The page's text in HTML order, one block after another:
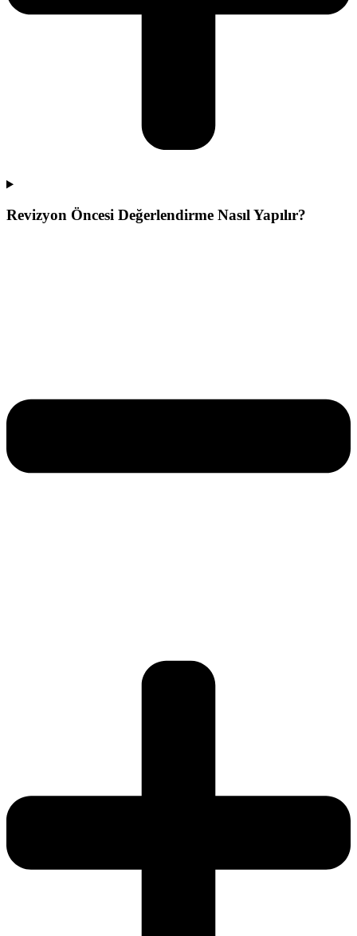
Revizyon Öncesi Değerlendirme Nasıl Yapılır?